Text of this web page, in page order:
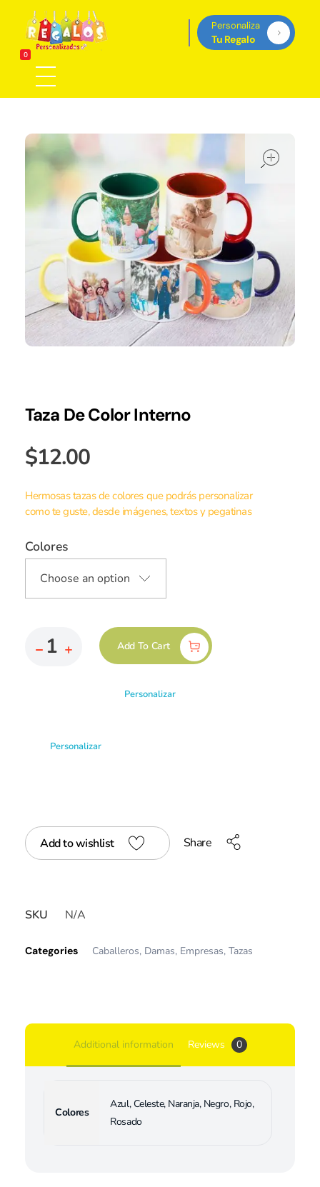
Tienda de regalos personalizados en Panama, perfectos para cada ocasión.
Personaliza
Tu Regalo
0
Taza De Color Interno
$12.00
Hermosas tazas de colores que podrás personalizar
como te guste, desde imágenes, textos y pegatinas
Colores
Add To Cart
Personalizar
Personalizar
Add to wishlist Share
SKU N/A
Categories Caballeros, Damas, Empresas, Tazas
Additional information Reviews 0
Colores
Azul, Celeste, Naranja, Negro, Rojo,
Rosado